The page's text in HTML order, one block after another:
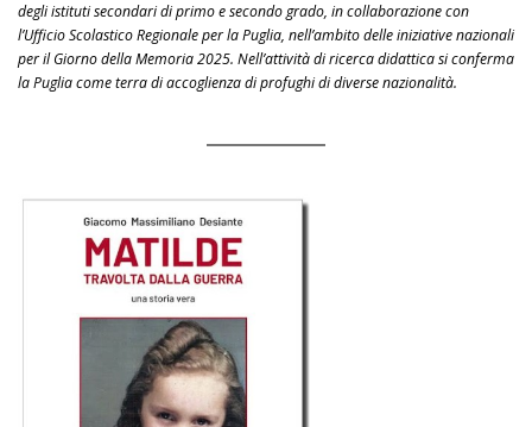
degli istituti secondari di primo e secondo grado, in collaborazione con
l’Ufficio Scolastico Regionale per la Puglia, nell’ambito delle iniziative nazionali
per il Giorno della Memoria 2025. Nell’attività di ricerca didattica si conferma
la Puglia come terra di accoglienza di profughi di diverse nazionalità.